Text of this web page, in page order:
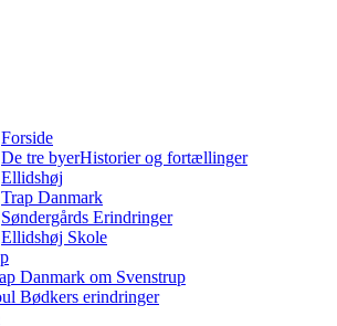
Forside
De tre byerHistorier og fortællinger
Ellidshøj
Trap Danmark
Søndergårds Erindringer
Ellidshøj Skole
Danmark om Svenstrup
Bødkers erindringer